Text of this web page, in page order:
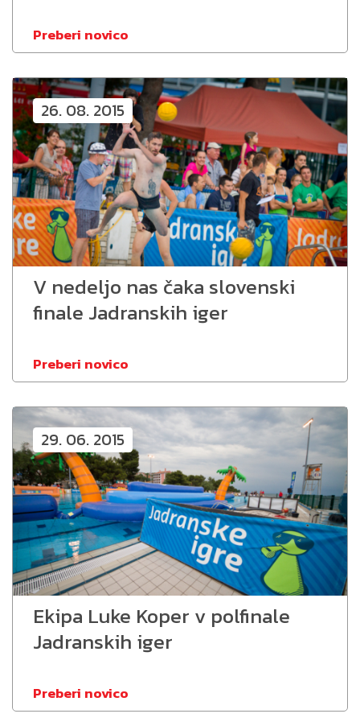
Preberi novico
26. 08. 2015
V nedeljo nas čaka slovenski
finale Jadranskih iger
Preberi novico
29. 06. 2015
Ekipa Luke Koper v polfinale
Jadranskih iger
Preberi novico